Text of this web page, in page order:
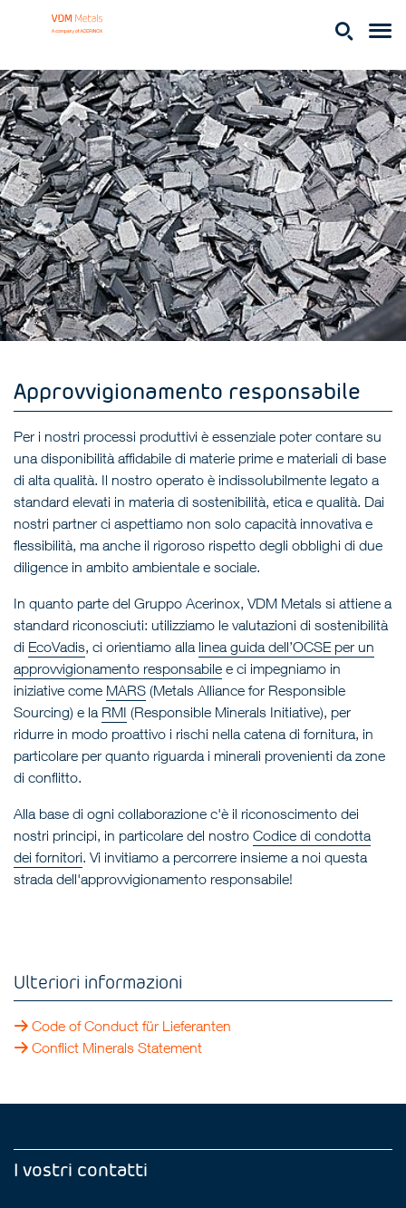
Approvvigionamento responsabile
Per i nostri processi produttivi è essenziale poter contare su
una disponibilità affidabile di materie prime e materiali di base
di alta qualità. Il nostro operato è indissolubilmente legato a
standard elevati in materia di sostenibilità, etica e qualità. Dai
nostri partner ci aspettiamo non solo capacità innovativa e
flessibilità, ma anche il rigoroso rispetto degli obblighi di due
diligence in ambito ambientale e sociale.
In quanto parte del Gruppo Acerinox, VDM Metals si attiene a
standard riconosciuti: utilizziamo le valutazioni di sostenibilità
di EcoVadis, ci orientiamo alla linea guida dell’OCSE per un
approvvigionamento responsabile e ci impegniamo in
iniziative come MARS (Metals Alliance for Responsible
Sourcing) e la RMI (Responsible Minerals Initiative), per
ridurre in modo proattivo i rischi nella catena di fornitura, in
particolare per quanto riguarda i minerali provenienti da zone
di conflitto.
Alla base di ogni collaborazione c'è il riconoscimento dei
nostri principi, in particolare del nostroCodice di condotta
dei fornitori. Vi invitiamo a percorrere insieme a noi questa
strada dell'approvvigionamento responsabile!
Ulteriori informazioni
Code of Conduct für Lieferanten
Conflict Minerals Statement
I vostri contatti